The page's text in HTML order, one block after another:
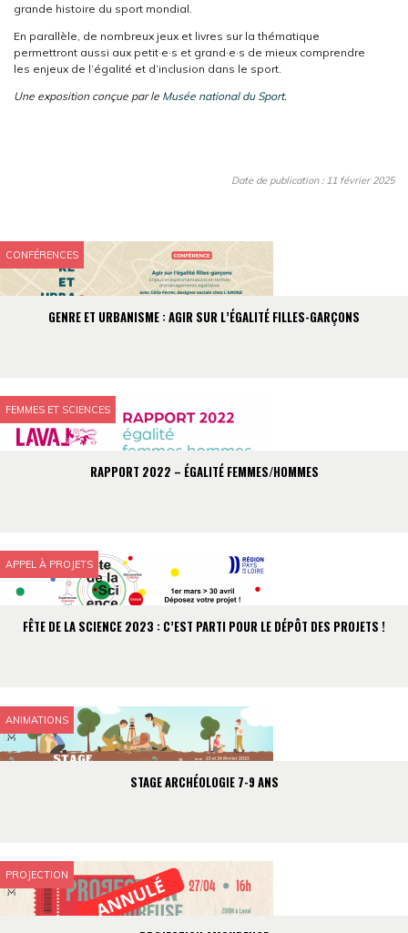
grande histoire du sport mondial.
En parallèle, de nombreux jeux et livres sur la thématique
permettront aussi aux petit·e·s et grand·e·s de mieux comprendre
les enjeux de l’égalité et d’inclusion dans le sport.
Une exposition conçue par le Musée national du Sport.
Date de publication : 11 février 2025
CONFÉRENCES
GENRE ET URBANISME : AGIR SUR L’ÉGALITÉ FILLES-GARÇONS
FEMMES ET SCIENCES
RAPPORT 2022 – ÉGALITÉ FEMMES/HOMMES
APPEL À PROJETS
FÊTE DE LA SCIENCE 2023 : C’EST PARTI POUR LE DÉPÔT DES PROJETS !
ANIMATIONS
STAGE ARCHÉOLOGIE 7-9 ANS
PROJECTION